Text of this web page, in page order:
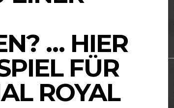
… HIER
FÜR
ROYAL